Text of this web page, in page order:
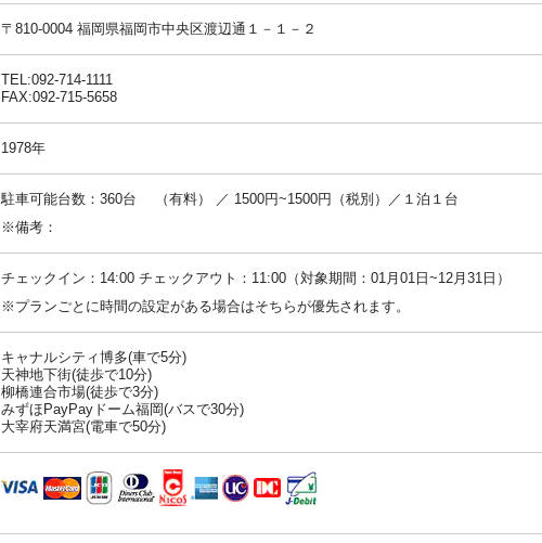
〒810-0004 福岡県福岡市中央区渡辺通１－１－２
TEL:092-714-1111
FAX:092-715-5658
1978年
駐車可能台数：360台 （有料） ／ 1500円~1500円（税別）／１泊１台
※備考：
チェックイン：14:00 チェックアウト：11:00（対象期間：01月01日~12月31日）
※プランごとに時間の設定がある場合はそちらが優先されます。
キャナルシティ博多(車で5分)
天神地下街(徒歩で10分)
柳橋連合市場(徒歩で3分)
みずほPayPayドーム福岡(バスで30分)
大宰府天満宮(電車で50分)